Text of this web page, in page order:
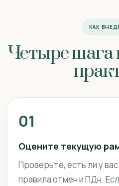
КАК
Четыре шага
01
Оцените текущую
Проверьте, есть ли у
правила отмен и ПДн.